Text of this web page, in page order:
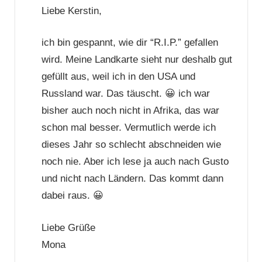
Liebe Kerstin,
ich bin gespannt, wie dir “R.I.P.” gefallen
wird. Meine Landkarte sieht nur deshalb gut
gefüllt aus, weil ich in den USA und
Russland war. Das täuscht. 😀 ich war
bisher auch noch nicht in Afrika, das war
schon mal besser. Vermutlich werde ich
dieses Jahr so schlecht abschneiden wie
noch nie. Aber ich lese ja auch nach Gusto
und nicht nach Ländern. Das kommt dann
dabei raus. 😀
Liebe Grüße
Mona